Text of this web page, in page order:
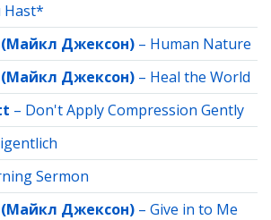
Hast*
(Майкл Джексон) – Human Nature
(Майкл Джексон) – Heal the World
– Don't Apply Compression Gently
Sermon
(Майкл Джексон) – Give in to Me